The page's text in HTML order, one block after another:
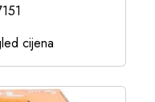
cijena